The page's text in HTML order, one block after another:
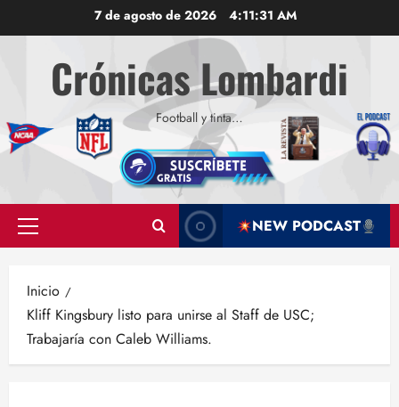
al
contenido
7 de agosto de 2026 4:11:32 AM
Crónicas Lombardi
Football y tinta…
Menú
NEW PODCAST
Inicio
Kliff Kingsbury listo para unirse al Staff de USC;
Trabajaría con Caleb Williams.